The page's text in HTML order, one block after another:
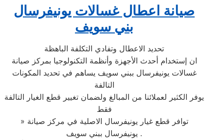
صيانة اعطال غسالات يونيفرسال
بني سويف
تحديد الاعطال وتفادي التكلفة الباهظة
ان إستخدام أحدث الأجهزة وأنظمة التكنولوجيا بمركز صيانة
غسالات يونيفرسال ببني سويف يساهم في تحديد المكونات
التالفة
يوفر الكثير لعملائنا من المبالغ ولضمان تغيير قطع الغيار التالفة
فقط
» توافر قطع غيار يونيفرسال الاصلية في مركز صيانة
يونيفرسال ببني سويف .